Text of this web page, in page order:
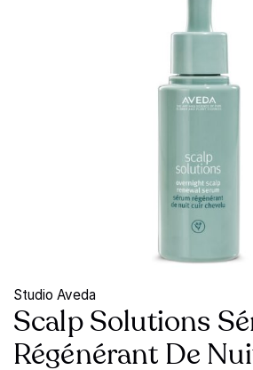
Studio Aveda
Scalp Solutions
Régénérant De